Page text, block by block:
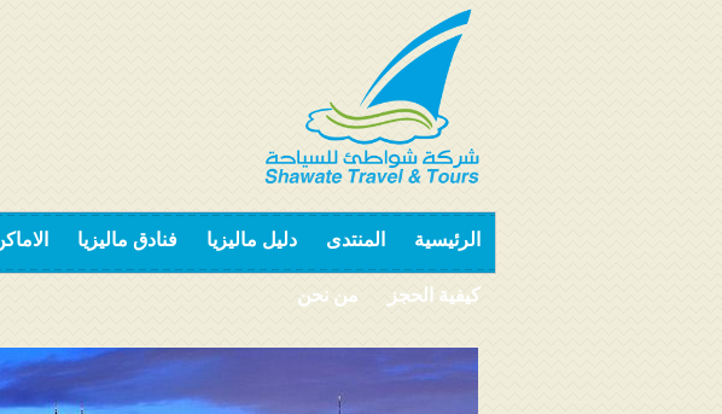
الرئيسية المنتدى دليل ماليزيا فنادق ماليزيا
كيفية الحجز من نحن